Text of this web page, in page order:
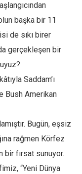
başka bir 11
de sıkı birer
gerçekleşen bir
Saddam’ı
Bush Amerikan
Bugün, eşsiz
rağmen Körfez
fırsat sunuyor.
“Yeni Dünya